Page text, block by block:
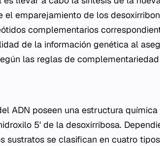
el emparejamiento de los
complementarios
de la información genética al
las reglas de
ADN poseen una estructura
5' de la desoxirribosa.
sustratos se clasifican en cuatro